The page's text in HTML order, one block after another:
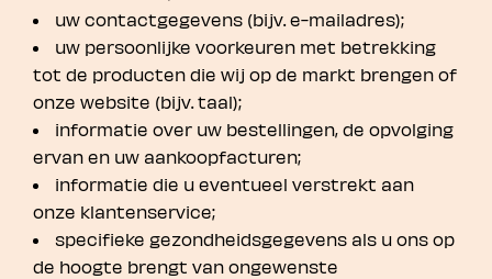
uw contactgegevens (bijv. e-mailadres);
uw persoonlijke voorkeuren met betrekking
tot de producten die wij op de markt brengen of
onze website (bijv. taal);
informatie over uw bestellingen, de opvolging
ervan en uw aankoopfacturen;
informatie die u eventueel verstrekt aan
onze klantenservice;
specifieke gezondheidsgegevens als u ons op
de hoogte brengt van ongewenste